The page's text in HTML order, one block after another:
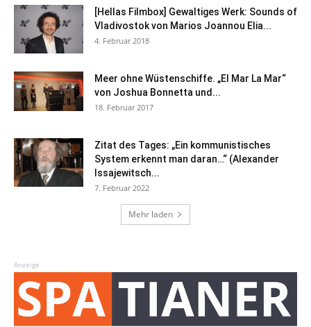
[Hellas Filmbox] Gewaltiges Werk: Sounds of
Vladivostok von Marios Joannou Elia...
4. Februar 2018
Meer ohne Wüstenschiffe. „El Mar La Mar“
von Joshua Bonnetta und...
18. Februar 2017
Zitat des Tages: „Ein kommunistisches
System erkennt man daran…“ (Alexander
Issajewitsch...
7. Februar 2022
Mehr laden
Anzeige